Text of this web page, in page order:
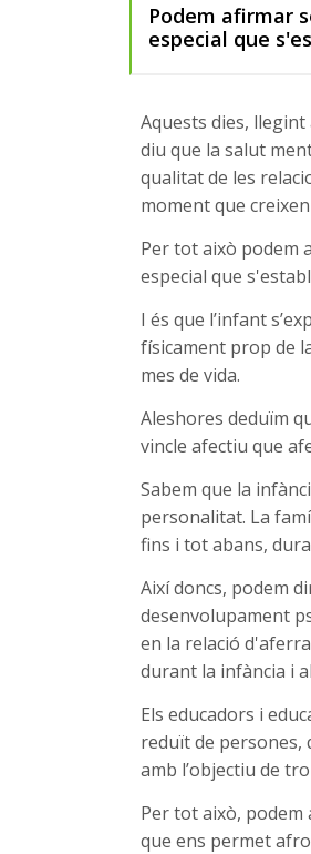
Podem afirmar
especial que
Aquests dies, llegint
diu que la salut
qualitat de les
moment que
Per tot això podem
especial que
I és que l’infant
físicament prop de
mes de vida.
Aleshores deduïm
vincle afectiu que
Sabem que la
personalitat. La
fins i tot abans,
Així doncs, podem
desenvolupament
en la relació
durant la infància i
Els educadors i
reduït de persones,
amb l’objectiu de
Per tot això,
que ens permet